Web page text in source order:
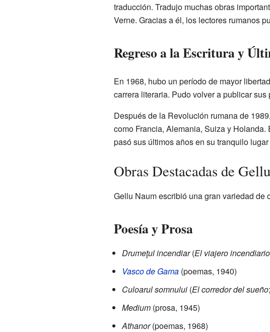
traducción. Tradujo muchas obras
Verne. Gracias a él, los lectores rumanos
Regreso a la Escritura y
En 1968, hubo un período de mayor
carrera literaria. Pudo volver a publicar sus
Después de la Revolución rumana de
como Francia, Alemania, Suiza y
pasó sus últimos años en su tranquilo
Obras Destacadas de
Gellu Naum escribió una gran variedad de
Poesía y Prosa
Drumeţul incendiar(El viajero incendiario
Vasco de Gama(poemas, 1940)
Culoarul somnului(El corredor del sueño
Medium(prosa, 1945)
Athanor(poemas, 1968)